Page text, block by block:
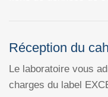
Réception du
Le laboratoire vous
charges du label